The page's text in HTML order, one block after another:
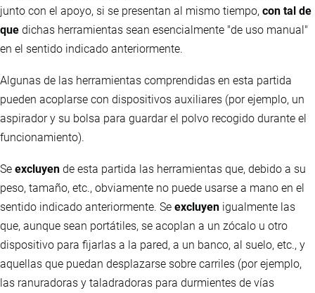
junto con el apoyo, si se presentan al mismo tiempo, con tal de
que dichas herramientas sean esencialmente "de uso manual"
en el sentido indicado anteriormente.
Algunas de las herramientas comprendidas en esta partida
pueden acoplarse con dispositivos auxiliares (por ejemplo, un
aspirador y su bolsa para guardar el polvo recogido durante el
funcionamiento).
Se excluyen de esta partida las herramientas que, debido a su
peso, tamaño, etc., obviamente no puede usarse a mano en el
sentido indicado anteriormente. Se excluyen igualmente las
que, aunque sean portátiles, se acoplan a un zócalo u otro
dispositivo para fijarlas a la pared, a un banco, al suelo, etc., y
aquellas que puedan desplazarse sobre carriles (por ejemplo,
las ranuradoras y taladradoras para durmientes de vías